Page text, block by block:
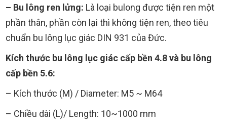
– Bu lông ren lửng: Là loại bulong được tiện ren một
phần thân, phần còn lại thì không tiện ren, theo tiêu
chuẩn bu lông lục giác DIN 931 của Đức.
Kích thước bu lông lục giác cấp bền 4.8 và bu lông
cấp bền 5.6:
– Kích thước (M) / Diameter: M5 ~ M64
– Chiều dài (L)/ Length: 10~1000 mm